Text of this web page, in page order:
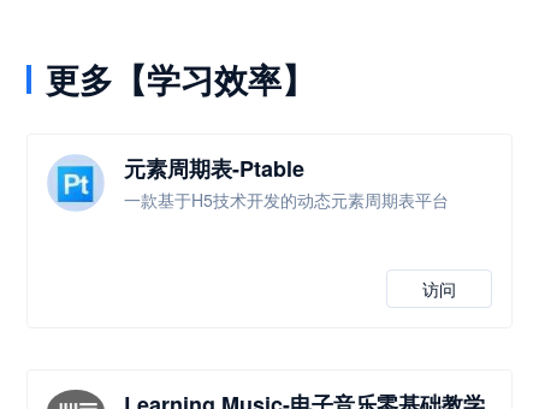
更多【学习效率】
元素周期表-Ptable
一款基于H5技术开发的动态元素周期表平台
访问